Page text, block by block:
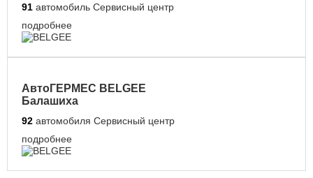
91 автомобиль Сервисный центр
подробнее
АвтоГЕРМЕС BELGEE
Балашиха
92 автомобиля Сервисный центр
подробнее